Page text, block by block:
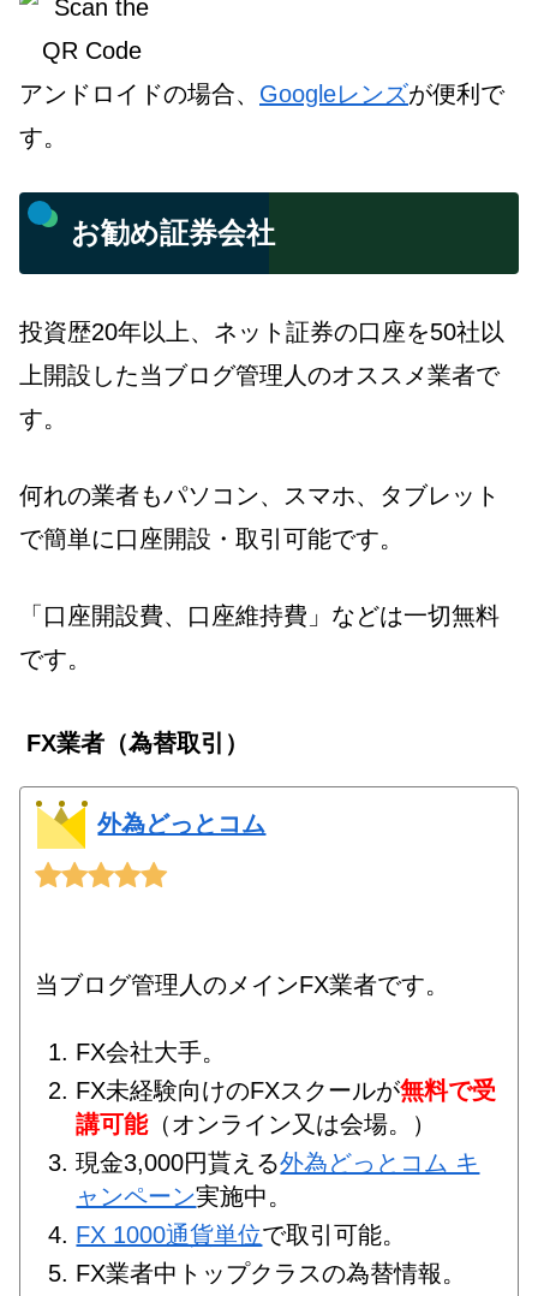
アンドロイドの場合、 Googleレンズが便利で
す。
お勧め証券会社
投資歴20年以上、ネット証券の口座を50社以
上開設した当ブログ管理人のオススメ業者で
す。
何れの業者もパソコン、スマホ、タブレット
で簡単に口座開設・取引可能です。
「口座開設費、口座維持費」などは一切無料
です。
FX業者（為替取引）
外為どっとコム
当ブログ管理人のメインFX業者です。
FX会社大手。
FX未経験向けのFXスクールが無料で受
講可能（オンライン又は会場。）
現金3,000円貰える外為どっとコム キ
ャンペーン実施中。
FX 1000通貨単位で取引可能。
FX業者中トップクラスの為替情報。